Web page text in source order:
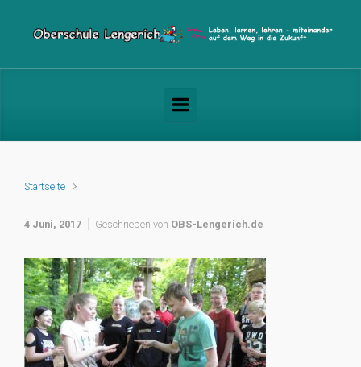
Startseite
4 Juni, 2017 Geschrieben von OBS-Lengerich.de